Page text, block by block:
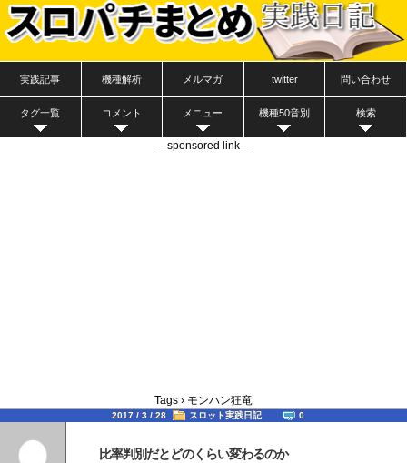
実践記事 機種解析 メルマガ twitter 問い合わせ
タグ一覧 コメント メニュー 機種50音別 検索
---sponsored link---
Tags › モンハン狂竜
2017 / 3 / 28 スロット実践日記 0
比率判別だとどのくらい変わるのか